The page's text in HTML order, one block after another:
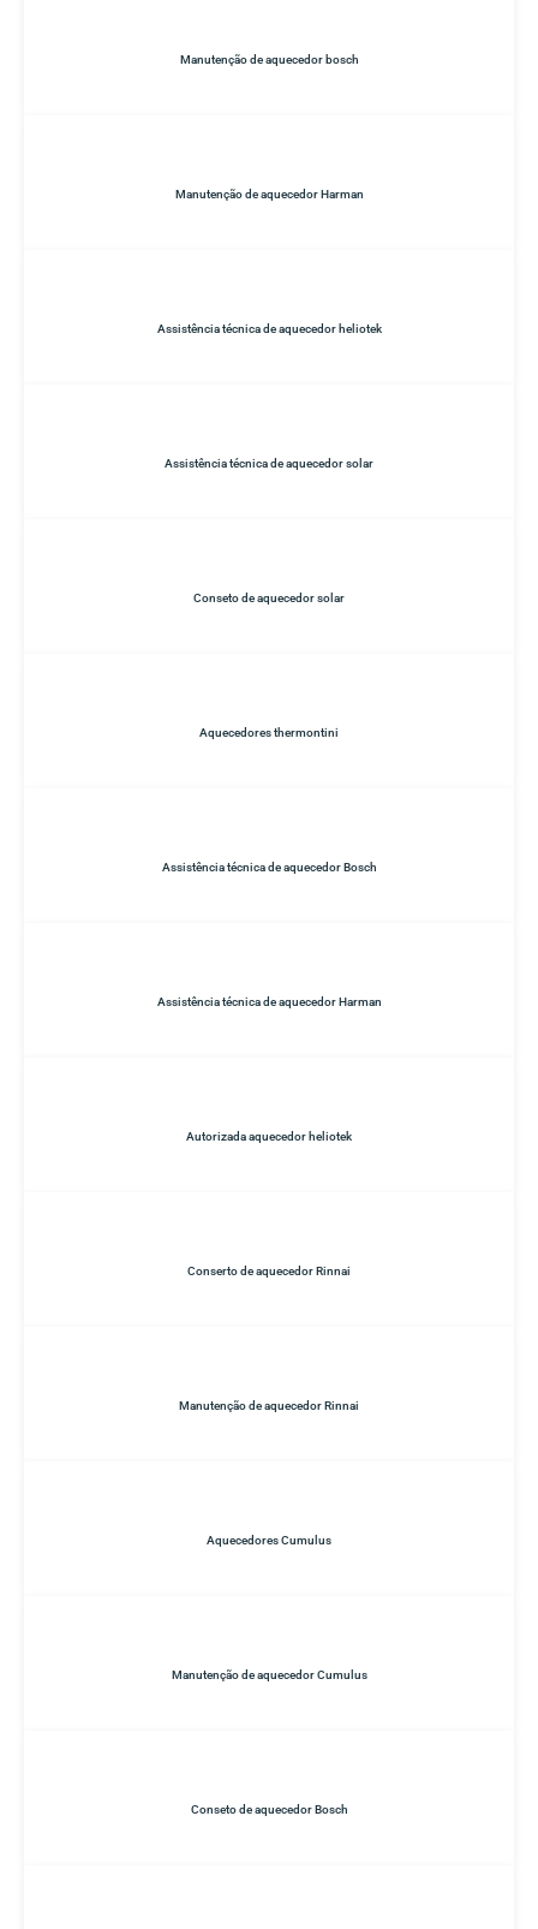
Manutenção de aquecedor bosch
Manutenção de aquecedor Harman
Assistência técnica de aquecedor heliotek
Assistência técnica de aquecedor solar
Conseto de aquecedor solar
Aquecedores thermontini
Assistência técnica de aquecedor Bosch
Assistência técnica de aquecedor Harman
Autorizada aquecedor heliotek
Conserto de aquecedor Rinnai
Manutenção de aquecedor Rinnai
Aquecedores Cumulus
Manutenção de aquecedor Cumulus
Conseto de aquecedor Bosch